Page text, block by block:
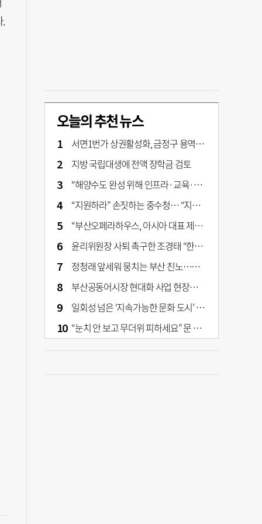
오늘의 추천 뉴스
서면1번가 상권활성화, 금정구 용역 그대로 ‘복붙’
지방 국립대생에 전액 장학금 검토
“해양수도 완성 위해 인프라·교육·세제 등 전방위 지원”…부산해양수도특별법’ 개정안 발의
“지원하라” 손짓하는 중수청… “지켜보자” 머뭇대는 검찰
“부산오페라하우스, 아시아 대표 제작 극장 지향해야”
윤리위원장 사퇴 촉구한 조경태 “한동훈 제명 철회해야”
정청래 앞세워 뭉치는 부산 친노…전대 결과가 부산 민주 세력 판도 바꾼다
부산공동어시장 현대화 사업 현장서 오염토 발견
일회성 넘은 ‘지속가능한 문화 도시’ 원동력은 시민 지지 [부산은 열려 있다]
“눈치 안 보고 무더위 피하세요” 문 활짝 연 은행·마트